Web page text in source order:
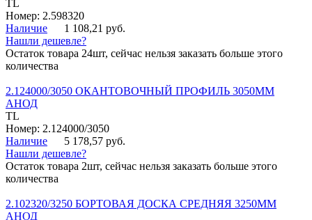
TL
Номер: 2.598320
Наличие
1 108,21 руб.
Нашли дешевле?
Остаток товара 24шт, сейчас нельзя заказать больше этого
количества
2.124000/3050 ОКАНТОВОЧНЫЙ ПРОФИЛЬ 3050ММ
АНОД
TL
Номер: 2.124000/3050
Наличие
5 178,57 руб.
Нашли дешевле?
Остаток товара 2шт, сейчас нельзя заказать больше этого
количества
2.102320/3250 БОРТОВАЯ ДОСКА СРЕДНЯЯ 3250ММ
АНОД